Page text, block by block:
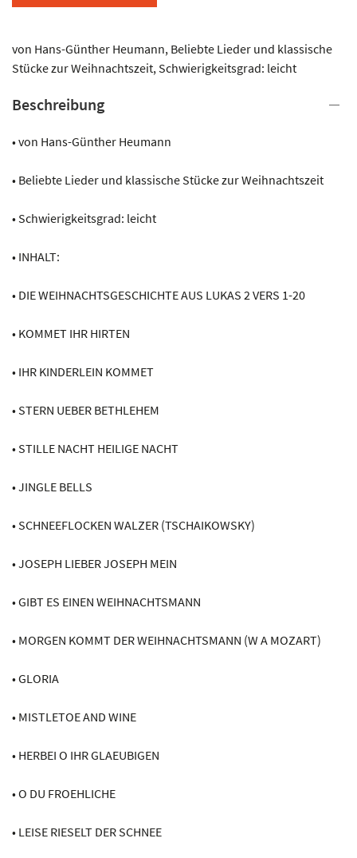
Weihnachtsmelodien
von Hans-Günther Heumann, Beliebte Lieder und klassische
Stücke zur Weihnachtszeit, Schwierigkeitsgrad: leicht
Beschreibung
• von Hans-Günther Heumann
• Beliebte Lieder und klassische Stücke zur Weihnachtszeit
• Schwierigkeitsgrad: leicht
• INHALT:
• DIE WEIHNACHTSGESCHICHTE AUS LUKAS 2 VERS 1-20
• KOMMET IHR HIRTEN
• IHR KINDERLEIN KOMMET
• STERN UEBER BETHLEHEM
• STILLE NACHT HEILIGE NACHT
• JINGLE BELLS
• SCHNEEFLOCKEN WALZER (TSCHAIKOWSKY)
• JOSEPH LIEBER JOSEPH MEIN
• GIBT ES EINEN WEIHNACHTSMANN
• MORGEN KOMMT DER WEIHNACHTSMANN (W A MOZART)
• GLORIA
• MISTLETOE AND WINE
• HERBEI O IHR GLAEUBIGEN
• O DU FROEHLICHE
• LEISE RIESELT DER SCHNEE